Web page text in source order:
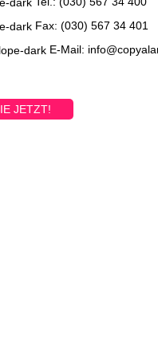
Fax: (030) 567 34 401
E-Mail:
JETZT!